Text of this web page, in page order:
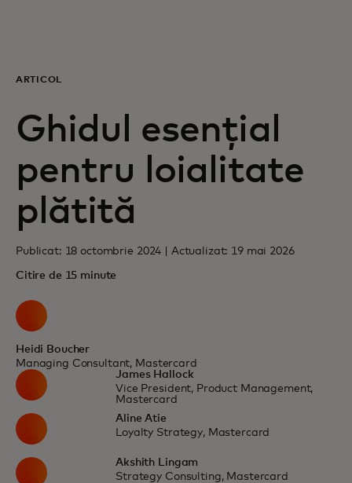
Pentru companii
Pentru întreaga lume
Pentru inovatori
ARTICOL
Ghidul esențial
pentru loialitate
plătită
Publicat: 18 octombrie 2024 | Actualizat: 19 mai 2026
Citire de 15 minute
Heidi Boucher
Managing Consultant, Mastercard
James Hallock
Vice President, Product Management,
Mastercard
Aline Atie
Loyalty Strategy, Mastercard
Akshith Lingam
Strategy Consulting, Mastercard